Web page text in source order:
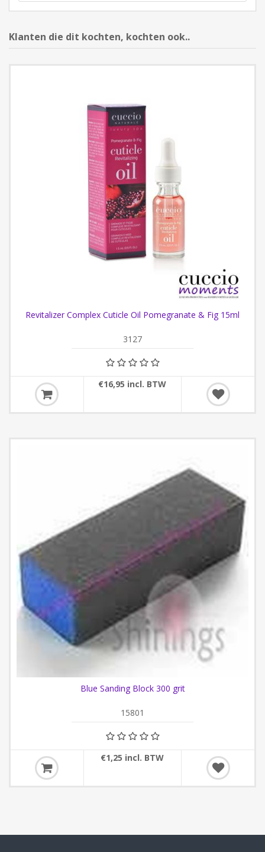
Klanten die dit kochten, kochten ook..
Revitalizer Complex Cuticle Oil Pomegranate & Fig 15ml
3127
€16,95 incl. BTW
Blue Sanding Block 300 grit
15801
€1,25 incl. BTW